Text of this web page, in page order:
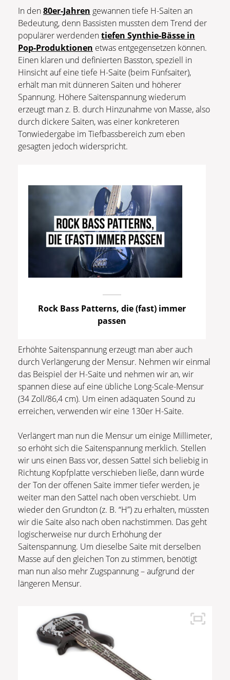
In den80er-Jahren gewannen tiefe H-Saiten an
Bedeutung, denn Bassisten mussten dem Trend der
populärer werdendentiefen Synthie-Bässe in
Pop-Produktionen etwas entgegensetzen können.
Einen klaren und definierten Basston, speziell in
Hinsicht auf eine tiefe H-Saite (beim Fünfsaiter),
erhält man mit dünneren Saiten und höherer
Spannung. Höhere Saitenspannung wiederum
erzeugt man z. B. durch Hinzunahme von Masse, also
durch dickere Saiten, was einer konkreteren
Tonwiedergabe im Tiefbassbereich zum eben
gesagten jedoch widerspricht.
Rock Bass Patterns, die (fast) immer
passen
Erhöhte Saitenspannung erzeugt man aber auch
durch Verlängerung der Mensur. Nehmen wir einmal
das Beispiel der H-Saite und nehmen wir an, wir
spannen diese auf eine übliche Long-Scale-Mensur
(34 Zoll/86,4 cm). Um einen adäquaten Sound zu
erreichen, verwenden wir eine 130er H-Saite.
Verlängert man nun die Mensur um einige Millimeter,
so erhöht sich die Saitenspannung merklich. Stellen
wir uns einen Bass vor, dessen Sattel sich beliebig in
Richtung Kopfplatte verschieben ließe, dann würde
der Ton der offenen Saite immer tiefer werden, je
weiter man den Sattel nach oben verschiebt. Um
wieder den Grundton (z. B. “H”) zu erhalten, müssten
wir die Saite also nach oben nachstimmen. Das geht
logischerweise nur durch Erhöhung der
Saitenspannung. Um dieselbe Saite mit derselben
Masse auf den gleichen Ton zu stimmen, benötigt
man nun also mehr Zugspannung – aufgrund der
längeren Mensur.